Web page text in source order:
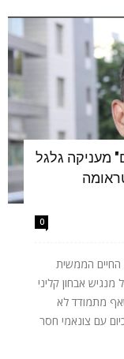
מעניקה גלגל
0
הממשית
אבחון קליני
מתמודד לא
עם צונאמי חסר